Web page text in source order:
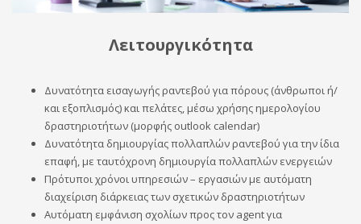
Λειτουργικότητα
Δυνατότητα εισαγωγής ραντεβού για πόρους (άνθρωποι ή/
και εξοπλισμός) και πελάτες, μέσω χρήσης ημερολογίου
δραστηριοτήτων (μορφής outlook calendar)
Δυνατότητα δημιουργίας πολλαπλών ραντεβού για την ίδια
επαφή, με ταυτόχρονη δημιουργία πολλαπλών ενεργειών
Πρότυποι χρόνοι υπηρεσιών – εργασιών με αυτόματη
διαχείριση διάρκειας των σχετικών δραστηριοτήτων
Αυτόματη εμφάνιση σχολίων προς τον agent για